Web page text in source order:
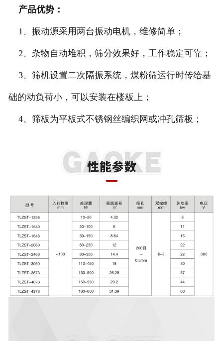
产品优势：
1、振动源采用两台振动电机，维修简单；
2、杂物自动堆积，筛分效果好，工作稳定可靠；
3、筛机设置二次隔振系统，煤粉筛运行时传给基
础的动负荷小，可以安装在楼板上；
4、筛板为平板式不锈钢丝编织网或冲孔筛板；